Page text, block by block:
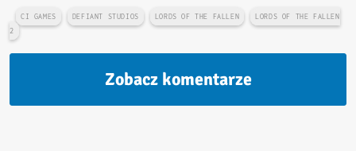
CI GAMES DEFIANT STUDIOS LORDS OF THE FALLEN
LORDS OF THE FALLEN
2
Zobacz komentarze